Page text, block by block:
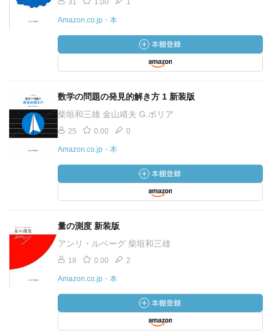
31 1.00 1
Amazon.co.jp・本
数学の問題の発見的解き方 1 新装版
柴垣和三雄 金山靖夫 G.ポリア
25 0.00 0
Amazon.co.jp・本
量の測度 新装版
アンリ・ルベーグ 柴垣和三雄
18 0.00 2
Amazon.co.jp・本